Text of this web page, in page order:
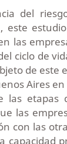
del
este
las
ciclo de
de este
Aires
las
las
con las
capacidad